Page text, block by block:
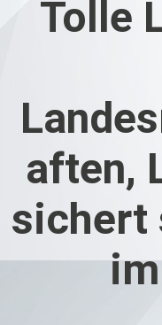
Tolle
aften,
sichert